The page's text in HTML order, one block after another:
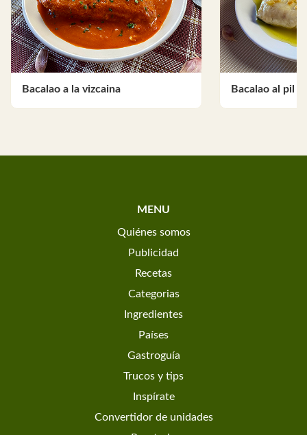
Bacalao a la vizcaina Bacalao al pil
MENU
Quiénes somos
Publicidad
Recetas
Categorias
Ingredientes
Países
Gastroguía
Trucos y tips
Inspírate
Convertidor de unidades